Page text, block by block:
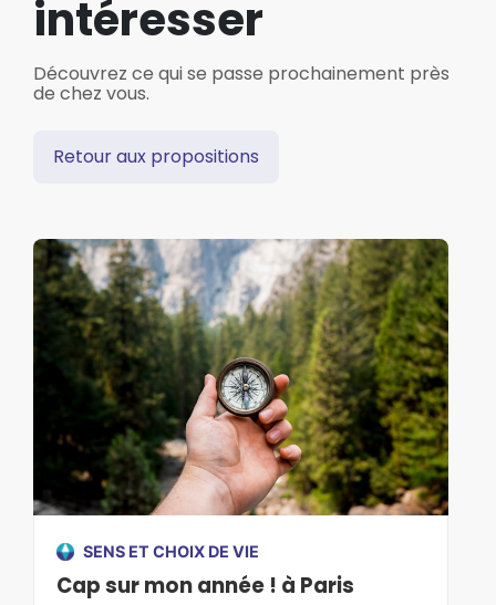
intéresser
Découvrez ce qui se passe prochainement près
de chez vous.
Retour aux propositions
SENS ET CHOIX DE VIE
Cap sur mon année ! à Paris